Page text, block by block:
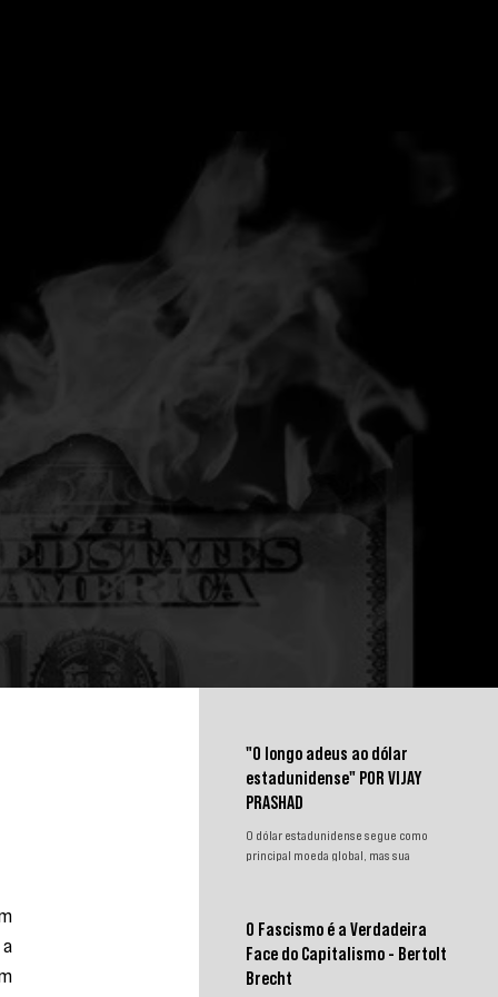
"O longo adeus ao dólar
estadunidense" POR VIJAY
PRASHAD
O dólar estadunidense segue como
principal moeda global, mas sua
impulsionam a desdolarização. O
processo, porém, é gradual e exige
novas instituições financeiras capazes
O Fascismo é a Verdadeira
Face do Capitalismo - Bertolt
Brecht